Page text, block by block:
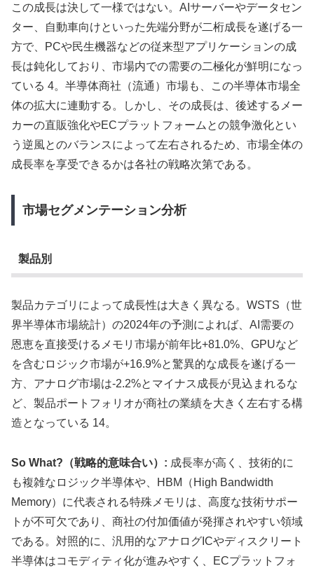
この成長は決して一様ではない。AIサーバーやデータセン
ター、自動車向けといった先端分野が二桁成長を遂げる一
方で、PCや民生機器などの従来型アプリケーションの成
長は鈍化しており、市場内での需要の二極化が鮮明になっ
ている 4。半導体商社（流通）市場も、この半導体市場全
体の拡大に連動する。しかし、その成長は、後述するメー
カーの直販強化やECプラットフォームとの競争激化とい
う逆風とのバランスによって左右されるため、市場全体の
成長率を享受できるかは各社の戦略次第である。
市場セグメンテーション分析
製品別
製品カテゴリによって成長性は大きく異なる。WSTS（世
界半導体市場統計）の2024年の予測によれば、AI需要の
恩恵を直接受けるメモリ市場が前年比+81.0%、GPUなど
を含むロジック市場が+16.9%と驚異的な成長を遂げる一
方、アナログ市場は-2.2%とマイナス成長が見込まれるな
ど、製品ポートフォリオが商社の業績を大きく左右する構
造となっている 14。
So What?（戦略的意味合い）: 成長率が高く、技術的に
も複雑なロジック半導体や、HBM（High Bandwidth
Memory）に代表される特殊メモリは、高度な技術サポー
トが不可欠であり、商社の付加価値が発揮されやすい領域
である。対照的に、汎用的なアナログICやディスクリート
半導体はコモディティ化が進みやすく、ECプラットフォ